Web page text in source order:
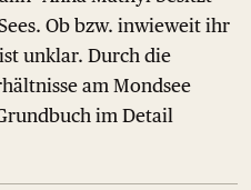
Ob bzw. inwieweit ihr
unklar. Durch die
am Mondsee
im Detail